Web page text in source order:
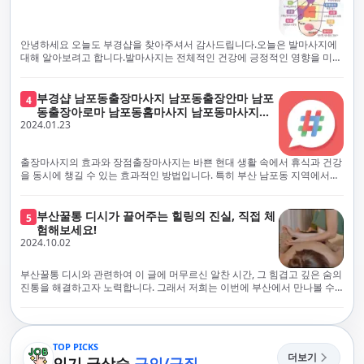
에서 진정으로 즐거운 부산 러시아 홈케어 경험을 해보시길 바랍니다. 그렇
죠, 부경샵은 선입금을 요구하지 않아요. 부산 러시아 홈케어를 선택하기 전
에, 주의해야 할 사항들을 반드시 확인해 보세요. 선입금 관련 사기에는 항상
조심해야 합니다. 070으로 시작하는 인터넷 전화나 텔레그램 같은 메시지
앱에만 의존하는 업체는 특히 더 조심해 주세요. 이런 경우, 선입금을 하지
부경샵은 부산 출장 후불제 서비스를 모범적으로 운영하고 있으며, 명성을
악용하는 사기 업체로부터 발생할 수 있는 모든 부정행위와 간접적인 피해
를 방지하기 위해 노력하고 있어요. 만약 부경샵 을 사칭하며 선불 결제를 요
구하는 마사지 서비스를 발견하신다면, 그런 곳은 피하시고 저희에게 알려
주세요.부경샵에서는 모든 서비스가 관리사가 도착한 후에 결제하는 걸 기
본으로 해요. 부경샵은 부산에서 부산 러시아 홈케어를 전문으로 하며,
100% 후불제를 거래의 기본으로 삼고 있어요. 왜 부경샵이 특별한지 궁금하
시죠? 여기서만 느낄 수 있는 특별한 경험을 소개합니다! 부경샵과 함께라면
험을 제공해요. 준비하신 모든 것에 놀랄 준비를 하세요. 부경샵은 오랜 시간
동안 지역에서 최고의 출장업체가 되겠다는 하나의 신념으로 노력해 왔어
요.부경샵의 전통적인 서비스로, 단 한 순간도 낭비하지 않고 쌓인 피로를 풀
어드릴 거예요. 비가 오든 눈이 오든, 어디에 계시든 부경샵이 찾아가 도와드
릴게요. 부경샵의 서비스는 부산의 모든 곳, 집이든 모텔이든 호텔이든 오피
스텔이든 아파트든, 여러분을 위해 준비되어 있어요.부경샵 지역에서 가장
멀리까지 다니며, 편리함을 최우선으로 생각해요. 빠르고 효율적인 운영 시
게 조절되어, 진정한 에너지 회복을 경험하실 수 있어요.부경샵은 부산에서
고 있어요. 이런 점이 부경샵의 자랑입니다. 어디에 계시든 최상의 서비스를
받으실 수 있도록 노력하고 있어요.부경샵은 우수성을 추구하며, 항상 부경
업체에 대해서는 경계하는 것이 중요합니다. 부경샵의 접근 방식과 정책은
인천에서의 안전하고 신뢰할 수 있는 고품질 마사지 경험을 집앞에서 제공
하기 위해 고안되었습니다. 부경샵은 부산 일본인 홈케어 서비스를 전문으
로 하며, 항상 고객님의 편의와 안전을 최우선으로 고려하여 후불제 시스템
거운 마사지 경험을 보장합니다. 부경샵의 서비스는 선입금 없이 이용 가능
한 부산 일본인 홈케어로, 선입금 요구 없이 서비스를 제공함으로써 고객님
의 신뢰를 최우선으로 합니다. 이용 전 주의사항을 꼼꼼히 확인하시고, 선입
금 사기로부터 자신을 보호하는 것이 중요합니다. 부산 일본인 홈케어 서비
스를 찾으실 때는 070으로 시작하는 인터넷 전화번호나 텔레그램과 같은 메
시징 플랫폼만을 이용하는 업체에 주의해야 합니다. 이러한 서비스는 선지
급 없이 이용할 수 있어야 하며, 부경샵은 이러한 걱정 없이 안전하고 신뢰할
수 있는 서비스를 제공합니다. 부경샵은 부산 일본인 홈케어 후불제의 모범
적인 피해가 발생하지 않도록 지속적으로 노력하고 있습니다. 부경샵을 사
칭하여 선불 결제를 요구하는 마사지 서비스에 대해서는 각별한 주의가 필
요합니다. '부경샵'은 관리사의 도착 이후에 결제가 이루어지는 후불제를
기본 원칙으로 하는 부산 일본인 홈케어 전문 업체입니다. 이 운영 방식은 고
객님의 신뢰를 최우선으로 여기며, 모든 코스에서 100% 후불제를 시행하고
있습니다. 왜 부경샵이 부산에서 특별한지, 그 이유를 알려드리겠습니다.
여기서는 단순한 부산 일본인 홈케어 서비스를 넘어서, 비교 불가한 경험을
러분을 기다리고 있으니, 준비되셨나요? 부경샵은 오랜 시간 동안 지역 최
부경샵과 함께라면, 쌓인 피로를 효과적으로 해소하며, 귀중한 시간을 낭비
안녕하세요 오늘도 부경샵을 찾아주셔서 감사드립니다.오늘은 발마사지에
대해 알아보려고 합니다.발마사지는 전체적인 건강에 긍정적인 영향을 미칠
명하겠습니다.근육 이완과 피로 완화: 발마사지는 발 아치, 발가락, 발등 등
에 위치한 다양한 근육을 이완시키는 효과가 있습니다. 일상적인 활동이나
장시간의 서있는 자세로 인해 긴장된 발 근육을 느슨하게 만들어주어 편안
함을 제공합니다. 이는 근육의 유연성을 향상시키고 근육의 혈액순환을 촉
진하는 데 도움이 됩니다.혈액순환 개선: 발마사지는 혈액순환을 촉진하는
데 기여합니다. 마사지로 근육과 혈관이 이완되면 혈액이 더 원활하게 흐르
게 되어 세포와 조직에 산소와 영양소가 빠르게 공급됩니다. 이는 세포의 기
장된 근육과 신경을 완화시켜 스트레스를 감소시킵니다. 발에는 다양한 신
경과 결절이 모여있어, 발마사지를 통해 이를 자극함으로써 정신적인 편안
함을 제공하는데 도움이 됩니다. 이는 스트레스 호르몬의 감소와 함께 심신
의 안정을 촉진합니다.면역 시스템 강화: 정기적인 발마사지는 면역 시스템
의 활동을 촉진하여 감염 및 질병에 대한 저항력을 향상시킬 수 있습니다. 마
사지는 림프순환을 촉진하고 세포 배출물을 제거함으로써 면역 시스템을 지
원합니다.숙면 유도: 발마사지는 긴장된 근육과 신경을 완화시켜 수면에 도
특정 포인트를 자극함으로써 소화 기능을 개선하는데 도움이 될 수 있습니
다. 발마사지는 소화기관 주변의 근육을 이완시켜 소화를 원활하게 할 수 있
게 도와줍니다.체중 관리: 발마사지는 근육의 활성화와 신진대사 촉진을 통
4 부경샵 남포동출장마사지 남포동출장안마 남포
동출장아로마 남포동홈마사지 남포동마사지출
장
2024.01.23
출장마사지의 효과와 장점출장마사지는 바쁜 현대 생활 속에서 휴식과 건강
을 동시에 챙길 수 있는 효과적인 방법입니다. 특히 부산 남포동 지역에서
와 신체적, 정신적 피로를 효과적으로 완화합니다. 전문 마사지사의 숙련된
손길은 긴장된 근육을 이완시키고, 스트레스 호르몬 수치를 감소시켜 마음
의 안정을 가져다 줍니다. 이는 일상의 업무 효율성을 높이고, 전반적인 삶의
질을 향상시키는 데 기여합니다.근육 이완과 유연성 향상:꾸준한 출장마사
지는 근육의 긴장과 경직을 해소하고 유연성을 향상시킵니다. 이는 운동 성
능을 개선하고, 근골격계 문제 및 부상 예방에 도움이 됩니다. 또한, 규칙적
인 마사지는 자세 개선에도 긍정적인 영향을 미칩니다.혈액 순환 촉진과 신
촉진합니다. 이는 신진대사를 활성화하고, 독소 배출을 돕습니다. 결과적으
로, 피부 건강 개선, 피로 물질 감소, 면역 체계 강화 등의 효과를 기대할 수
있습니다.몸과 마음의 편안함 제공:출장마사지는 편안한 환경에서 이루어지
므로 신체적, 정신적 안정을 제공합니다. 이는 수면의 질을 개선하고, 전반적
5 부산꿀통 디시가 끌어주는 힐링의 진실, 직접 체
험해보세요!
2024.10.02
부산꿀통 디시와 관련하여 이 글에 머무르신 알찬 시간, 그 힘겹고 깊은 숨의
진통을 해결하고자 노력합니다. 그래서 저희는 이번에 부산에서 만나볼 수
그 해결책을 찾는 것이 어려운 상황을 맞이하는 경우가 많습니다. 부산꿀통
디시에 대소동을 일으키며 부상한 힐링의 중심지로 떠오르고 있는 부산. 그
곳에서 제공하는 다양한 맛집, 관광지들과 더불어 디스커버리 체널 등에서
TOP PICKS
더보기